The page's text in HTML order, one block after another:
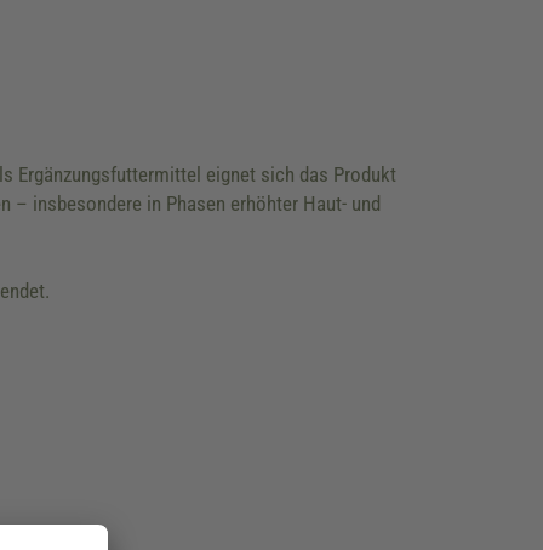
Ergänzungsfuttermittel eignet sich das Produkt
– insbesondere in Phasen erhöhter Haut- und